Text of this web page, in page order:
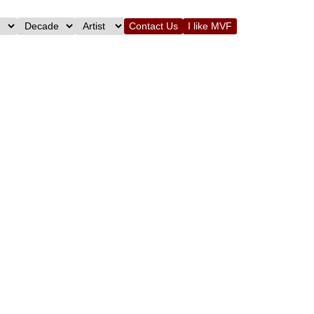
Contact Us I like MVF